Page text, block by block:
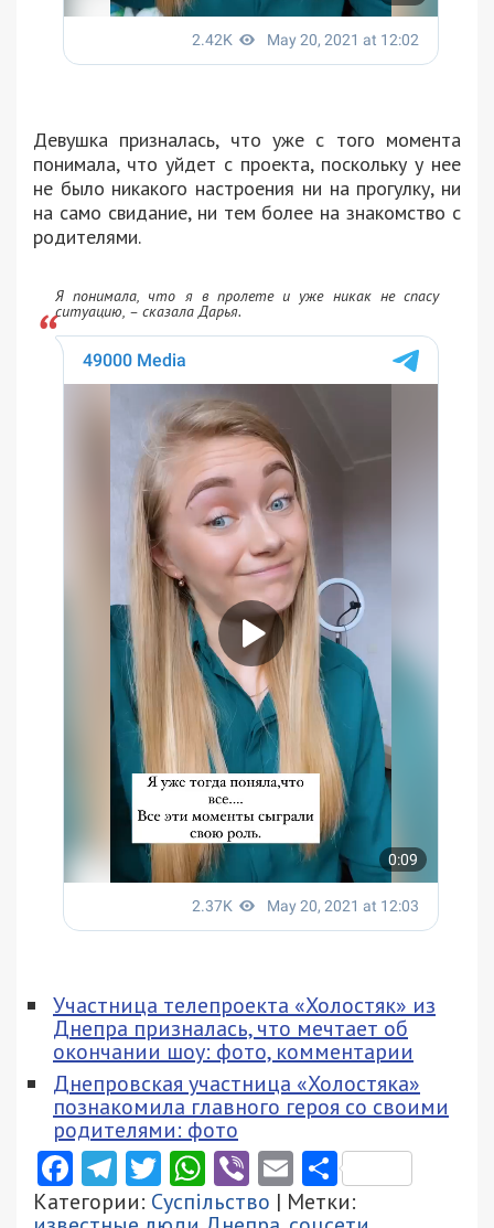
Девушка призналась, что уже с того момента
понимала, что уйдет с проекта, поскольку у нее
не было никакого настроения ни на прогулку, ни
на само свидание, ни тем более на знакомство с
родителями.
Я понимала, что я в пролете и уже никак не спасу
ситуацию, – сказала Дарья.
Участница телепроекта «Холостяк» из
Днепра призналась, что мечтает об
окончании шоу: фото, комментарии
Днепровская участница «Холостяка»
познакомила главного героя со своими
родителями: фото
Facebook
Telegram
Twitter
WhatsApp
ViberEmail
Категории: Суспільство | Метки: